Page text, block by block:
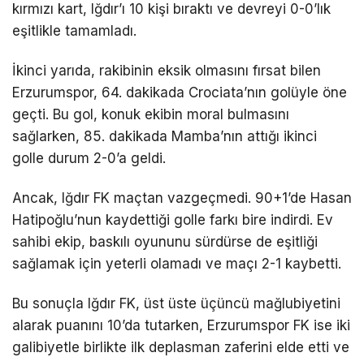
kırmızı kart, Iğdır’ı 10 kişi bıraktı ve devreyi 0-0’lık
eşitlikle tamamladı.
İkinci yarıda, rakibinin eksik olmasını fırsat bilen
Erzurumspor, 64. dakikada Crociata’nın golüyle öne
geçti. Bu gol, konuk ekibin moral bulmasını
sağlarken, 85. dakikada Mamba’nın attığı ikinci
golle durum 2-0’a geldi.
Ancak, Iğdır FK maçtan vazgeçmedi. 90+1’de Hasan
Hatipoğlu’nun kaydettiği golle farkı bire indirdi. Ev
sahibi ekip, baskılı oyununu sürdürse de eşitliği
sağlamak için yeterli olamadı ve maçı 2-1 kaybetti.
Bu sonuçla Iğdır FK, üst üste üçüncü mağlubiyetini
alarak puanını 10’da tutarken, Erzurumspor FK ise iki
galibiyetle birlikte ilk deplasman zaferini elde etti ve